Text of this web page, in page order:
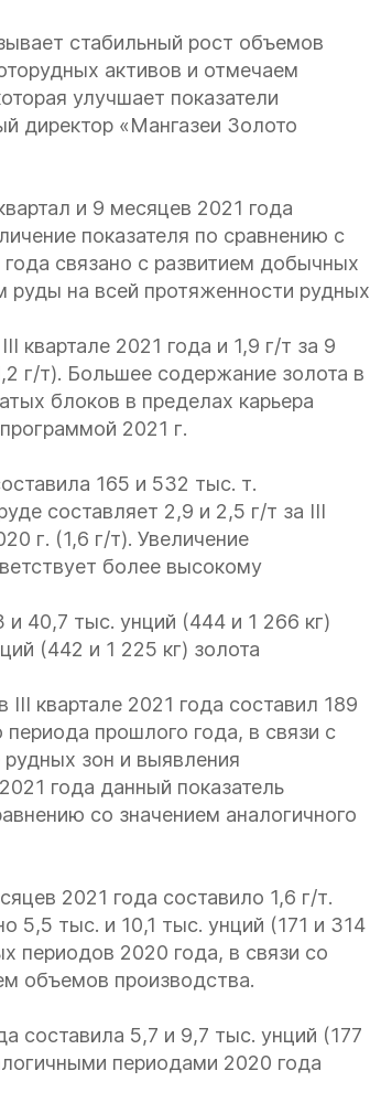
стабильный рост объемов
активов и отмечаем
улучшает показатели
директор «Мангазеи Золото
и 9 месяцев 2021 года
показателя по сравнению с
связано с развитием добычных
руды на всей протяженности рудных
квартале 2021 года и 1,9 г/т за 9
г/т). Большее содержание золота в
блоков в пределах карьера
2021 г.
165 и 532 тыс. т.
составляет 2,9 и 2,5 г/т за III
г. (1,6 г/т). Увеличение
более высокому
и 40,7 тыс. унций (444 и 1 266 кг)
(442 и 1 225 кг) золота
квартале 2021 года составил 189
прошлого года, в связи с
зон и выявления
года данный показатель
со значением аналогичного
2021 года составило 1,6 г/т.
5,5 тыс. и 10,1 тыс. унций (171 и 314
периодов 2020 года, в связи со
объемов производства.
составила 5,7 и 9,7 тыс. унций (177
периодами 2020 года